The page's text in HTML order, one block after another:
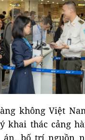
không Việt
khai thác cảng